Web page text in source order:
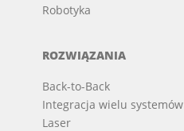
Robotyka
ROZWIĄZANIA
Back-to-Back
Integracja wielu systemów
Laser